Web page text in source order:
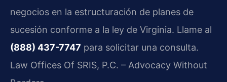
negocios en la estructuración de planes de
sucesión conforme a la ley de Virginia. Llame al
(888) 437-7747 para solicitar una consulta.
Law Offices Of SRIS, P.C. – Advocacy Without